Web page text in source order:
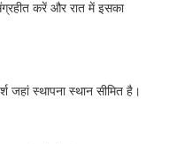
करें और रात में इसका
जहां स्थापना स्थान सीमित है।